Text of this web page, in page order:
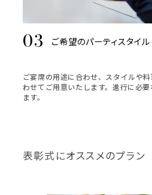
ご希望のパーティスタイ
ご宴席の用途に合わせ、スタイルや
わせてご用意いたします。進行に必
ます。
表彰式にオススメのプラン